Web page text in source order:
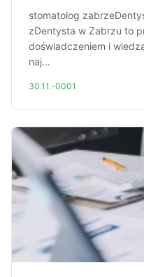
stomatolog
zDentysta w Zabrzu to
doświadczeniem i
naj...
30.11.-0001